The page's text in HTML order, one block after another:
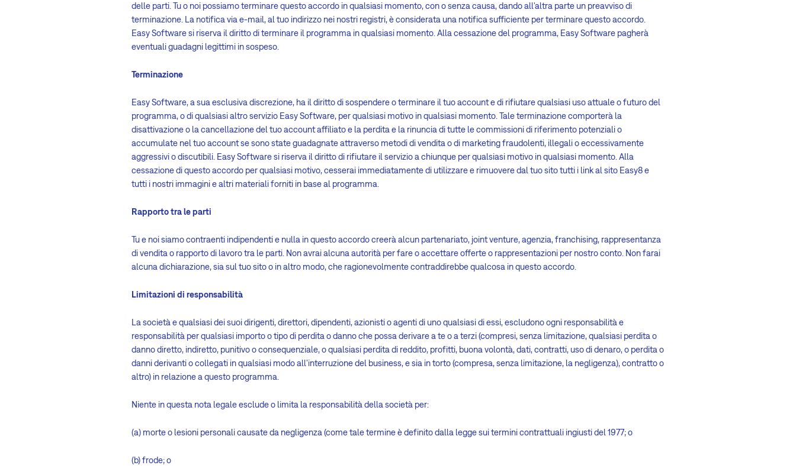
delle parti. Tu o noi possiamo terminare questo accordo in qualsiasi momento, con o senza causa, dando all'altra parte un preavviso di
terminazione. La notifica via e-mail, al tuo indirizzo nei nostri registri, è considerata una notifica sufficiente per terminare questo accordo.
Easy Software si riserva il diritto di terminare il programma in qualsiasi momento. Alla cessazione del programma, Easy Software pagherà
eventuali guadagni legittimi in sospeso.
Terminazione
Easy Software, a sua esclusiva discrezione, ha il diritto di sospendere o terminare il tuo account e di rifiutare qualsiasi uso attuale o futuro del
programma, o di qualsiasi altro servizio Easy Software, per qualsiasi motivo in qualsiasi momento. Tale terminazione comporterà la
disattivazione o la cancellazione del tuo account affiliato e la perdita e la rinuncia di tutte le commissioni di riferimento potenziali o
accumulate nel tuo account se sono state guadagnate attraverso metodi di vendita o di marketing fraudolenti, illegali o eccessivamente
aggressivi o discutibili. Easy Software si riserva il diritto di rifiutare il servizio a chiunque per qualsiasi motivo in qualsiasi momento. Alla
cessazione di questo accordo per qualsiasi motivo, cesserai immediatamente di utilizzare e rimuovere dal tuo sito tutti i link al sito Easy8 e
tutti i nostri immagini e altri materiali forniti in base al programma.
Rapporto tra le parti
Tu e noi siamo contraenti indipendenti e nulla in questo accordo creerà alcun partenariato, joint venture, agenzia, franchising, rappresentanza
di vendita o rapporto di lavoro tra le parti. Non avrai alcuna autorità per fare o accettare offerte o rappresentazioni per nostro conto. Non farai
alcuna dichiarazione, sia sul tuo sito o in altro modo, che ragionevolmente contraddirebbe qualcosa in questo accordo.
Limitazioni di responsabilità
La società e qualsiasi dei suoi dirigenti, direttori, dipendenti, azionisti o agenti di uno qualsiasi di essi, escludono ogni responsabilità e
responsabilità per qualsiasi importo o tipo di perdita o danno che possa derivare a te o a terzi (compresi, senza limitazione, qualsiasi perdita o
danno diretto, indiretto, punitivo o consequenziale, o qualsiasi perdita di reddito, profitti, buona volontà, dati, contratti, uso di denaro, o perdita o
danni derivanti o collegati in qualsiasi modo all'interruzione del business, e sia in torto (compresa, senza limitazione, la negligenza), contratto o
altro) in relazione a questo programma.
Niente in questa nota legale esclude o limita la responsabilità della società per:
(a) morte o lesioni personali causate da negligenza (come tale termine è definito dalla legge sui termini contrattuali ingiusti del 1977; o
(b) frode; o